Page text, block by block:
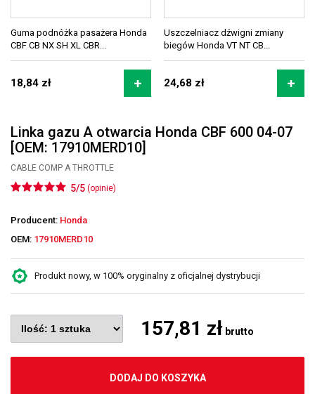
Guma podnóżka pasażera Honda
CBF CB NX SH XL CBR...
18,84 zł
Uszczelniacz dźwigni zmiany
biegów Honda VT NT CB...
24,68 zł
Linka gazu A otwarcia Honda CBF 600 04-07
[OEM: 17910MERD10]
CABLE COMP A THROTTLE
5/5 (opinie)
Producent: Honda
OEM: 17910MERD10
Produkt nowy, w 100% oryginalny z oficjalnej dystrybucji
157,81 zł brutto
DODAJ DO KOSZYKA